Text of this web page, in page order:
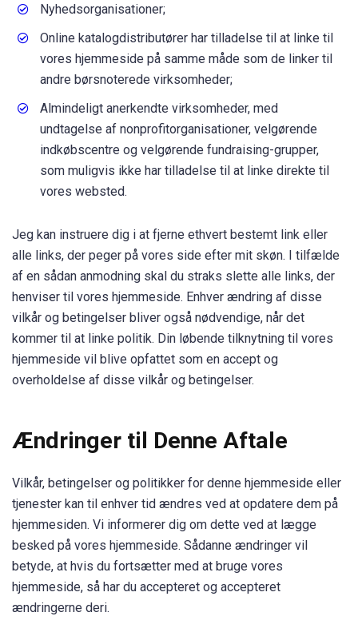
Nyhedsorganisationer;
Online katalogdistributører har tilladelse til at linke til
vores hjemmeside på samme måde som de linker til
andre børsnoterede virksomheder;
Almindeligt anerkendte virksomheder, med
undtagelse af nonprofitorganisationer, velgørende
indkøbscentre og velgørende fundraising-grupper,
som muligvis ikke har tilladelse til at linke direkte til
vores websted.
Jeg kan instruere dig i at fjerne ethvert bestemt link eller
alle links, der peger på vores side efter mit skøn. I tilfælde
af en sådan anmodning skal du straks slette alle links, der
henviser til vores hjemmeside. Enhver ændring af disse
vilkår og betingelser bliver også nødvendige, når det
kommer til at linke politik. Din løbende tilknytning til vores
hjemmeside vil blive opfattet som en accept og
overholdelse af disse vilkår og betingelser.
Ændringer til Denne Aftale
Vilkår, betingelser og politikker for denne hjemmeside eller
tjenester kan til enhver tid ændres ved at opdatere dem på
hjemmesiden. Vi informerer dig om dette ved at lægge
besked på vores hjemmeside. Sådanne ændringer vil
betyde, at hvis du fortsætter med at bruge vores
hjemmeside, så har du accepteret og accepteret
ændringerne deri.